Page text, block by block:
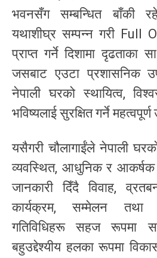
भवनसँग सम्बन्धित बाँकी
यथाशीघ्र सम्पन्न गरी Full
प्राप्त गर्ने दिशामा दृढताका
जसबाट एउटा प्रशासनिक
नेपाली घरको स्थायित्व,
भविष्यलाई सुरक्षित गर्ने
यसैगरी चौलागाईंले नेपाली
व्यवस्थित, आधुनिक र आकर्षक
जानकारी दिँदै विवाह,
कार्यक्रम, सम्मेलन तथा
गतिविधिहरू सहज रूपमा
बहुउद्देश्यीय हलका रूपमा